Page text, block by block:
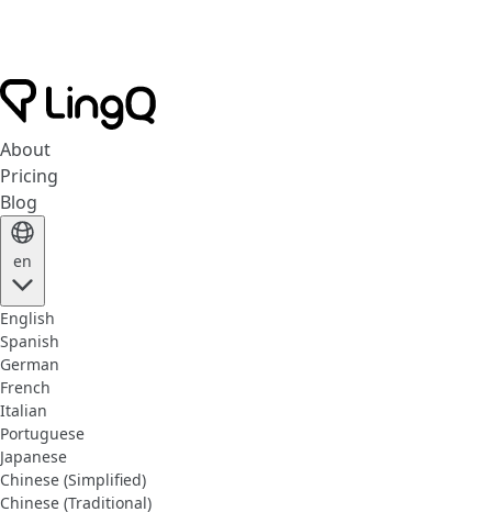
About
Pricing
Blog
en
English
Spanish
German
French
Italian
Portuguese
Japanese
Chinese (Simplified)
Chinese (Traditional)